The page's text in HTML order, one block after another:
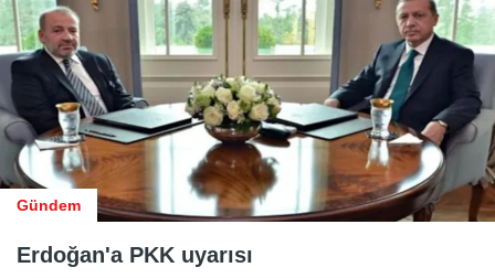
Gündem
Erdoğan'a PKK uyarısı